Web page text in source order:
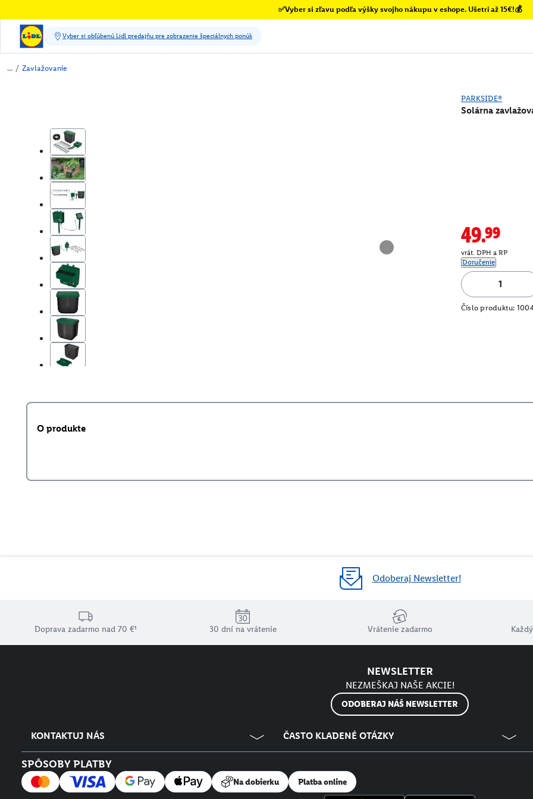
✅Vyber si zľavu podľa výšky svojho nákupu v eshope. Ušetri až 15€!💰
/ Zavlažovanie
PARKSIDE®
Solárna
49.99
vrát. DPH a RP
Doručenie
Číslo produktu:
O produkte
Odoberaj Newsletter!
Doprava zadarmo nad 70 €¹ 30 dní na vrátenie Vrátenie zadarmo
NEWSLETTER
NEZMEŠKAJ NAŠE AKCIE!
ODOBERAJ NÁŠ NEWSLETTER
KONTAKTUJ NÁS ČASTO KLADENÉ OTÁZKY
SPÔSOBY PLATBY
Na dobierku Platba online